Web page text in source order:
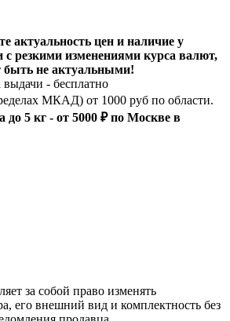
актуальность цен и наличие у
с резкими изменениями курса валют,
быть не актуальными!
- бесплатно
МКАД) от 1000 руб по области.
до 5 кг - от 5000 ₽ по Москве в
за собой право изменять
его внешний вид и комплектность без